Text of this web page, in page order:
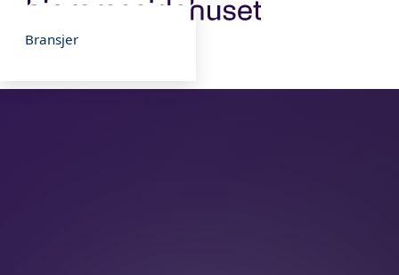
Open main menu
Bransjer